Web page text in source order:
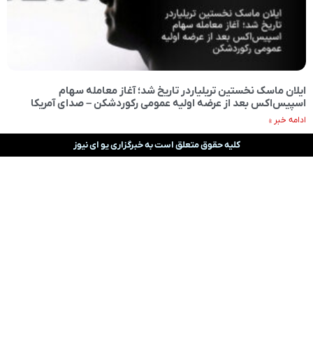
ایلان ماسک نخستین تریلیاردر تاریخ شد؛ آغاز معامله سهام
اسپیس‌اکس بعد از عرضه اولیه عمومی رکوردشکن – صدای آمریکا
ادامه خبر »
کلیه حقوق متعلق است به خبرگزاری یو ای نیوز